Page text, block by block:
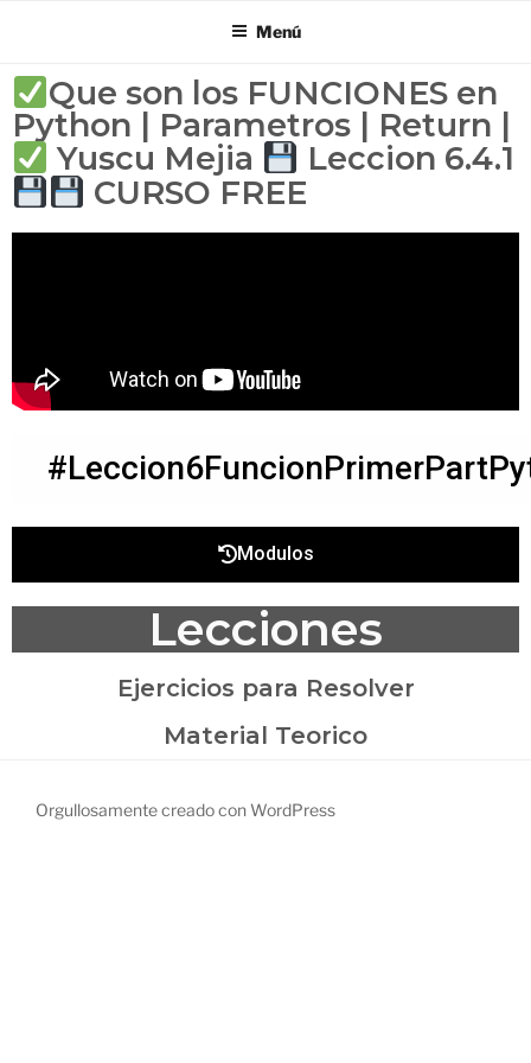
Menú
Que son los FUNCIONES en
Python | Parametros | Return |
Yuscu Mejia
Leccion 6.4.1
CURSO FREE
Modulos
Lecciones
Ejercicios para Resolver
Material Teorico
Orgullosamente creado con WordPress